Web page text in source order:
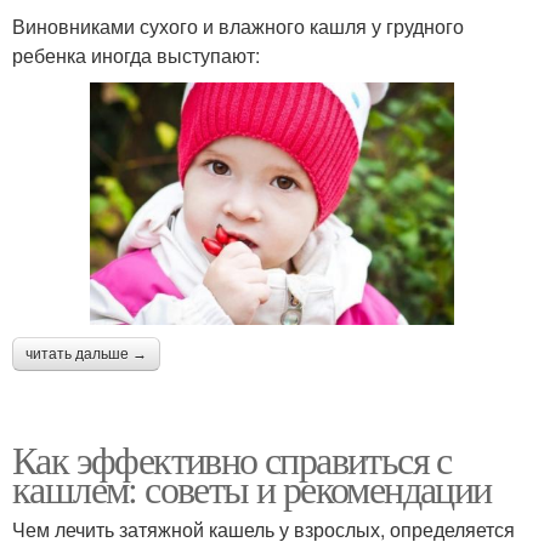
Виновниками сухого и влажного кашля у грудного
ребенка иногда выступают:
читать дальше →
Как эффективно справиться с
кашлем: советы и рекомендации
Чем лечить затяжной кашель у взрослых, определяется